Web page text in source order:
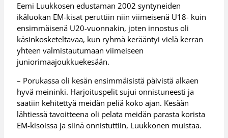
Eemi Luukkosen edustaman 2002 syntyneiden
ikäluokan EM-kisat peruttiin niin viimeisenä U18- kuin
ensimmäisenä U20-vuonnakin, joten innostus oli
käsinkosketeltavaa, kun ryhmä kerääntyi vielä kerran
yhteen valmistautumaan viimeiseen
juniorimaajoukkuekesään.
– Porukassa oli kesän ensimmäisistä päivistä alkaen
hyvä meininki. Harjoituspelit sujui onnistuneesti ja
saatiin kehitettyä meidän peliä koko ajan. Kesään
lähtiessä tavoitteena oli pelata meidän parasta korista
EM-kisoissa ja siinä onnistuttiin, Luukkonen muistaa.